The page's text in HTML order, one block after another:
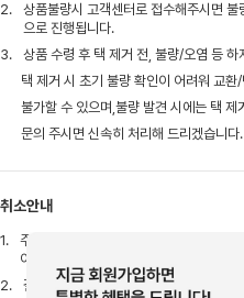
2.
상품불량시 고객센터로 접수해주시면
으로 진행됩니다.
3.
상품 수령 후 택 제거 전, 불량/오염 등
택 제거 시 초기 불량 확인이 어려워 교환/
불가할 수 있으며,불량 발견 시에는 택 제
문의 주시면 신속히 처리해 드리겠습니다.
취소안내
1.
주문취소방법 : 로그인 후 마이페이지 >
여부 확인 후 취소처리 진행됩니다.)
2.
결제완료 후 배송준비 상태로 확인이 되